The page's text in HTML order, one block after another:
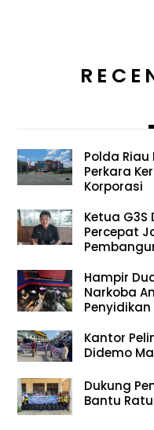
Polda
Perkara
Korporasi
Ketua G3S
Percepat
Hampir
Narkoba
Penyidikan
Kantor
Didemo
Dukung
Bantu